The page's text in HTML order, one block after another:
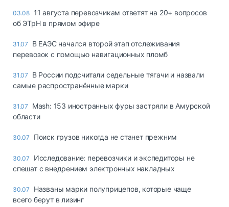
03.08 11 августа перевозчикам ответят на 20+ вопросов
об ЭТрН в прямом эфире
31.07
В ЕАЭС начался второй этап отслеживания
перевозок с помощью навигационных пломб
31.07
В России подсчитали седельные тягачи и назвали
самые распространённые марки
31.07
Mash: 153 иностранных фуры застряли в Амурской
области
30.07 Поиск грузов никогда не станет прежним
30.07
Исследование: перевозчики и экспедиторы не
спешат с внедрением электронных накладных
30.07
Названы марки полуприцепов, которые чаще
всего берут в лизинг